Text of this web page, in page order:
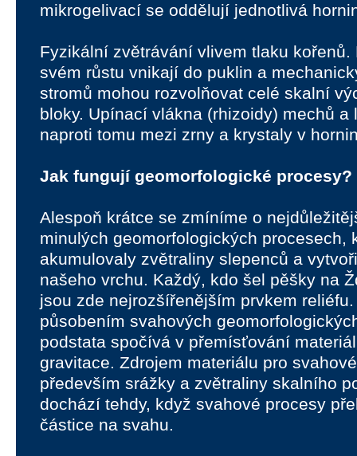
mikrogelivací se oddělují jednotlivá
Fyzikální zvětrávání vlivem tlaku kořenů.
svém růstu vnikají do puklin a
stromů mohou rozvolňovat celé skalní
bloky. Upínací vlákna (rhizoidy) mechů a
naproti tomu mezi zrny a krystaly v
Jak fungují geomorfologické procesy?
Alespoň krátce se zmíníme o
minulých geomorfologických procesech,
akumulovaly zvětraliny slepenců a
našeho vrchu. Každý, kdo šel pěšky na
jsou zde nejrozšířenějším prvkem
působením svahových
podstata spočívá v přemísťování
gravitace. Zdrojem materiálu pro
především srážky a zvětraliny skalního
dochází tehdy, když svahové procesy
částice na svahu.